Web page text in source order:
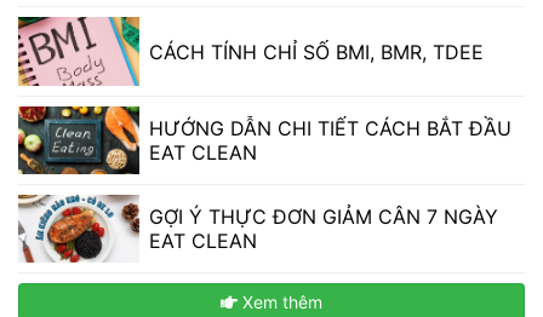
lầm có thể mắc phải.
CÁCH TÍNH CHỈ SỐ BMI, BMR, TDEE
HƯỚNG DẪN CHI TIẾT CÁCH BẮT ĐẦU
EAT CLEAN
GỢI Ý THỰC ĐƠN GIẢM CÂN 7 NGÀY
EAT CLEAN
Xem thêm